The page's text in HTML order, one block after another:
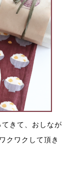
きて、おしなが
クワクして頂き